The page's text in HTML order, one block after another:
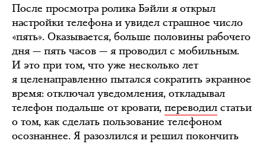
После просмотра ролика Бэйли я открыл
настройки телефона и увидел страшное число
«пять». Оказывается, больше половины рабочего
дня — пять часов — я проводил с мобильным.
И это при том, что уже несколько лет
я целенаправленно пытался сократить экранное
время: отключал уведомления, откладывал
телефон подальше от кровати, переводил статьи
о том, как сделать пользование телефоном
осознаннее. Я разозлился и решил покончить